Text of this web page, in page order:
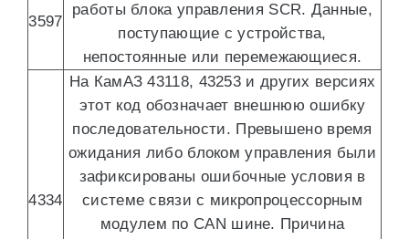
3597
работы блока управления SCR. Данные,
поступающие с устройства,
непостоянные или перемежающиеся.
4334
На КамАЗ 43118, 43253 и других версиях
этот код обозначает внешнюю ошибку
последовательности. Превышено время
ожидания либо блоком управления были
зафиксированы ошибочные условия в
системе связи с микропроцессорным
модулем по CAN шине. Причина